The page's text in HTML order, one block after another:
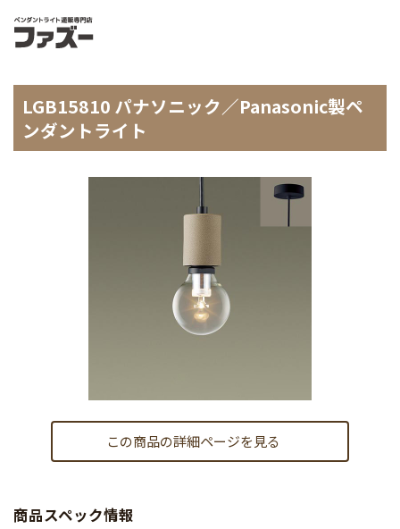
LGB15810 パナソニック／Panasonic製ペ
ンダントライト
この商品の詳細ページを見る
商品スペック情報